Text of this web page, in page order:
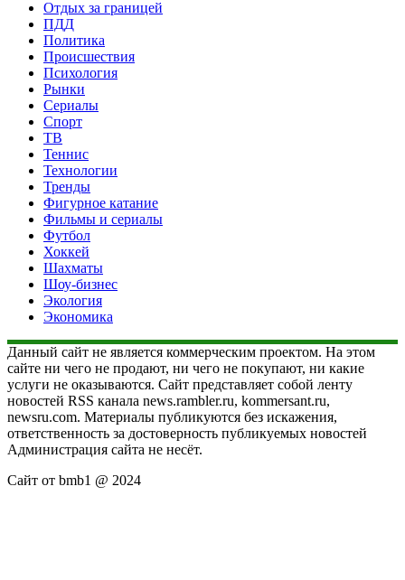
Отдых за границей
ПДД
Политика
Происшествия
Психология
Рынки
Сериалы
Спорт
ТВ
Теннис
Технологии
Тренды
Фигурное катание
Фильмы и сериалы
Футбол
Хоккей
Шахматы
Шоу-бизнес
Экология
Экономика
Данный сайт не является коммерческим проектом. На этом
сайте ни чего не продают, ни чего не покупают, ни какие
услуги не оказываются. Сайт представляет собой ленту
новостей RSS канала news.rambler.ru, kommersant.ru,
newsru.com. Материалы публикуются без искажения,
ответственность за достоверность публикуемых новостей
Администрация сайта не несёт.
Сайт от bmb1 @ 2024